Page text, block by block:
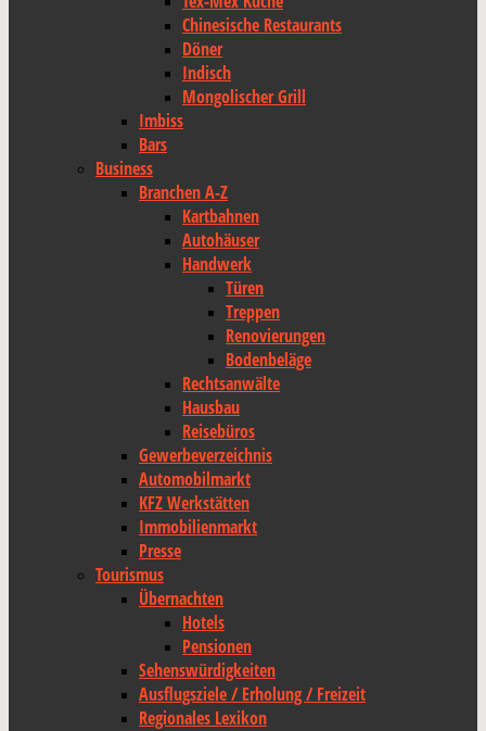
Chinesische Restaurants
Döner
Indisch
Mongolischer Grill
Imbiss
Bars
Business
Branchen A-Z
Kartbahnen
Autohäuser
Handwerk
Türen
Treppen
Renovierungen
Bodenbeläge
Rechtsanwälte
Hausbau
Reisebüros
Gewerbeverzeichnis
Automobilmarkt
KFZ Werkstätten
Immobilienmarkt
Presse
Tourismus
Übernachten
Hotels
Pensionen
Sehenswürdigkeiten
Ausflugsziele / Erholung / Freizeit
Regionales Lexikon